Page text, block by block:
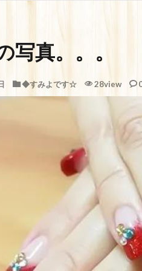
写真。。。
◆すみよです☆ 28view